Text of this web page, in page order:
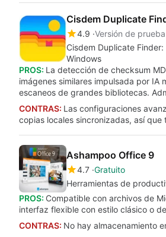
Cisdem Duplicate
4.9 Versión de prueba
Cisdem Duplicate
Windows
PROS: La detección de checksum
imágenes similares impulsada por
escaneos de grandes bibliotecas.
CONTRAS: Las configuraciones
copias locales sincronizadas, así
Ashampoo Office 9
4.7 Gratuito
Herramientas de
PROS: Compatible con archivos de
interfaz flexible con estilo clásico o
CONTRAS: No hay almacenamiento